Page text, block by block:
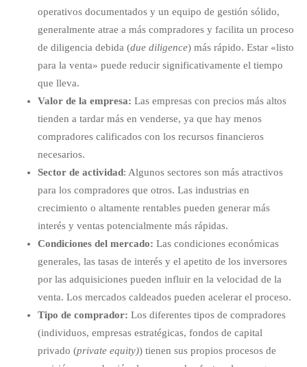
operativos documentados y un equipo de gestión sólido,
generalmente atrae a más compradores y facilita un proceso
de diligencia debida (due diligence) más rápido. Estar «listo
para la venta» puede reducir significativamente el tiempo
que lleva.
Valor de la empresa: Las empresas con precios más altos
tienden a tardar más en venderse, ya que hay menos
compradores calificados con los recursos financieros
necesarios.
Sector de actividad: Algunos sectores son más atractivos
para los compradores que otros. Las industrias en
crecimiento o altamente rentables pueden generar más
interés y ventas potencialmente más rápidas.
Condiciones del mercado: Las condiciones económicas
generales, las tasas de interés y el apetito de los inversores
por las adquisiciones pueden influir en la velocidad de la
venta. Los mercados caldeados pueden acelerar el proceso.
Tipo de comprador: Los diferentes tipos de compradores
(individuos, empresas estratégicas, fondos de capital
privado (private equity)) tienen sus propios procesos de